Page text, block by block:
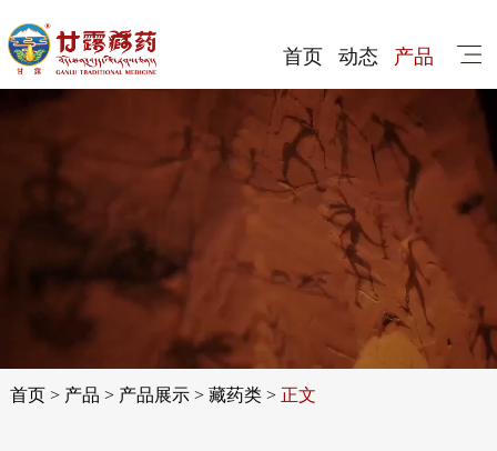
首页 动态 产品
首页> 产品 > 产品展示> 藏药类> 正文